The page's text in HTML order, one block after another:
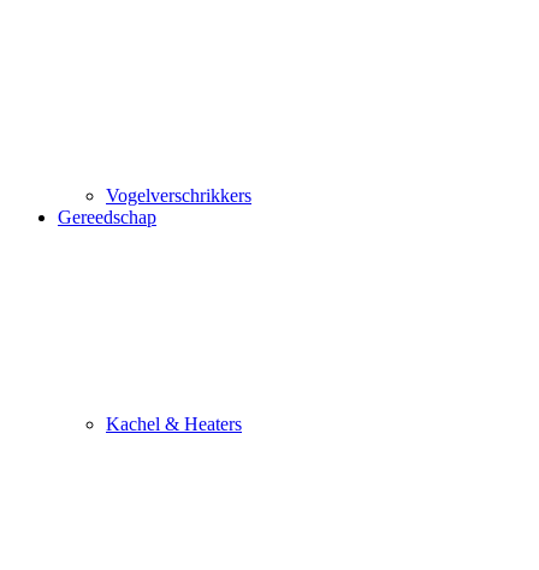
Vogelverschrikkers
Gereedschap
Kachel & Heaters